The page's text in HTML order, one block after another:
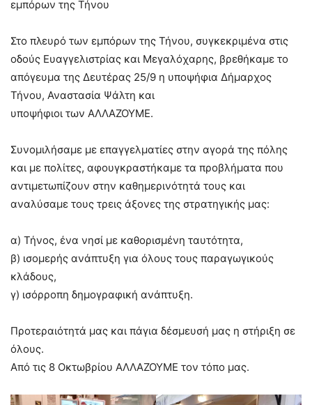
εμπόρων της Τήνου
Στο πλευρό των εμπόρων της Τήνου, συγκεκριμένα στις
οδούς Ευαγγελιστρίας και Μεγαλόχαρης, βρεθήκαμε το
απόγευμα της Δευτέρας 25/9 η υποψήφια Δήμαρχος
Τήνου, Αναστασία Ψάλτη και
υποψήφιοι των ΑΛΛΑΖΟΥΜΕ.
Συνομιλήσαμε με επαγγελματίες στην αγορά της πόλης
και με πολίτες, αφουγκραστήκαμε τα προβλήματα που
αντιμετωπίζουν στην καθημερινότητά τους και
αναλύσαμε τους τρεις άξονες της στρατηγικής μας:
α) Τήνος, ένα νησί με καθορισμένη ταυτότητα,
β) ισομερής ανάπτυξη για όλους τους παραγωγικούς
κλάδους,
γ) ισόρροπη δημογραφική ανάπτυξη.
Προτεραιότητά μας και πάγια δέσμευσή μας η στήριξη σε
όλους.
Από τις 8 Οκτωβρίου ΑΛΛΑΖΟΥΜΕ τον τόπο μας.